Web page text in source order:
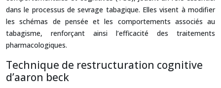
dans le processus de sevrage tabagique. Elles visent à modifier
les schémas de pensée et les comportements associés au
tabagisme, renforçant ainsi l’efficacité des traitements
pharmacologiques.
Technique de restructuration cognitive
d’aaron beck